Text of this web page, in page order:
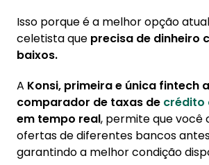
Isso porque é a melhor opção
celetista que precisa de dinheiro
baixos.
A Konsi, primeira e única fintech
comparador de taxas de crédito
em tempo real, permite que você
ofertas de diferentes bancos
garantindo a melhor condição